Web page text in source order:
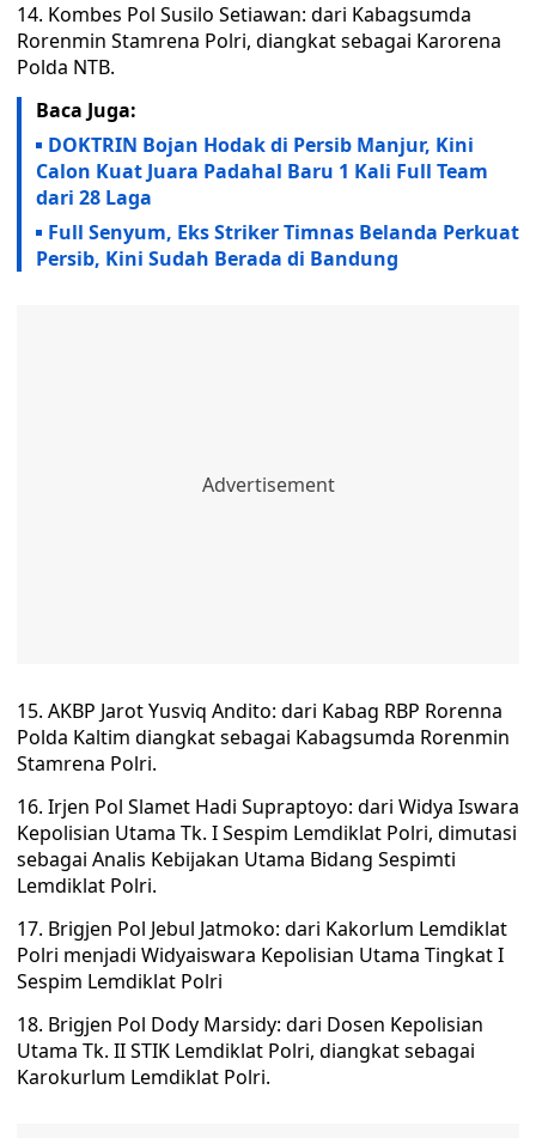
14. Kombes Pol Susilo Setiawan: dari Kabagsumda
Rorenmin Stamrena Polri, diangkat sebagai Karorena
Polda NTB.
Baca Juga:
DOKTRIN Bojan Hodak di Persib Manjur, Kini
Calon Kuat Juara Padahal Baru 1 Kali Full Team
dari 28 Laga
Full Senyum, Eks Striker Timnas Belanda Perkuat
Persib, Kini Sudah Berada di Bandung
15. AKBP Jarot Yusviq Andito: dari Kabag RBP Rorenna
Polda Kaltim diangkat sebagai Kabagsumda Rorenmin
Stamrena Polri.
16. Irjen Pol Slamet Hadi Supraptoyo: dari Widya Iswara
Kepolisian Utama Tk. I Sespim Lemdiklat Polri, dimutasi
sebagai Analis Kebijakan Utama Bidang Sespimti
Lemdiklat Polri.
17. Brigjen Pol Jebul Jatmoko: dari Kakorlum Lemdiklat
Polri menjadi Widyaiswara Kepolisian Utama Tingkat I
Sespim Lemdiklat Polri
18. Brigjen Pol Dody Marsidy: dari Dosen Kepolisian
Utama Tk. II STIK Lemdiklat Polri, diangkat sebagai
Karokurlum Lemdiklat Polri.